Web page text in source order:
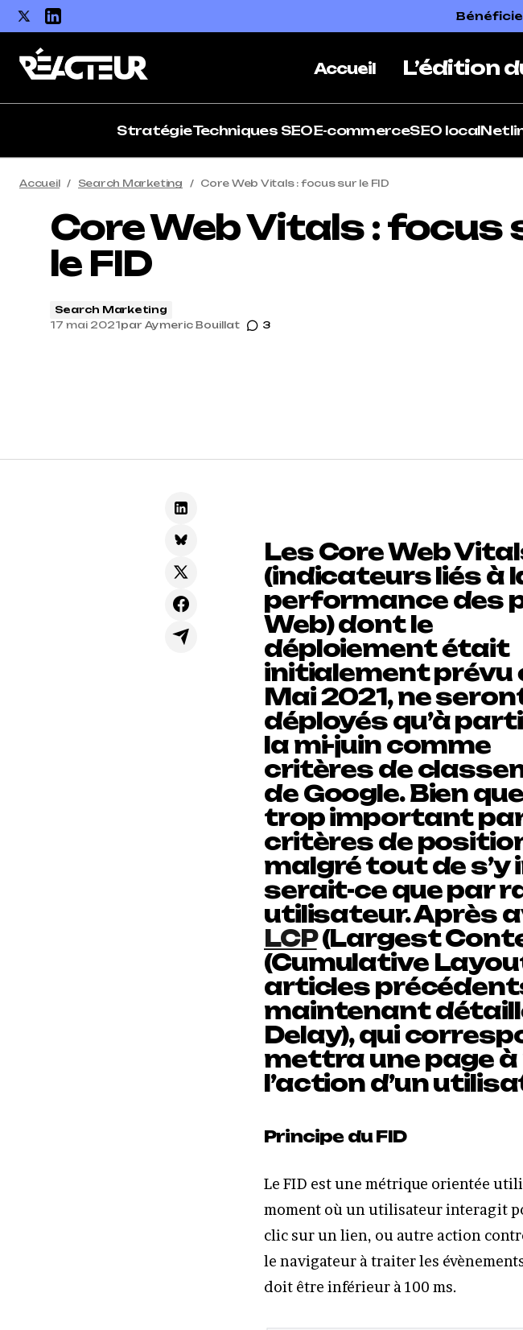
Accueil L’édition
StratégieTechniques SEOE-commerceSEO local
Accueil Search Marketing Core Web Vitals : focus sur le FID
Core Web Vitals : focus
le FID
Search Marketing
17 mai 2021par Aymeric Bouillat 3
Les Core Web
(indicateurs liés à
performance des
Web) dont le
déploiement était
initialement prévu
Mai 2021, ne
déployés qu’à
la mi-juin comme
critères de
de Google. Bien
trop important
critères de
malgré tout de s’y
serait-ce que par
utilisateur. Après
LCP(Largest
(Cumulative
articles
maintenant
Delay), qui
mettra une page
l’action d’un
Principe du FID
Le FID est une métrique orientée
moment où un utilisateur interagit
clic sur un lien, ou autre action
le navigateur à traiter les
doit être inférieur à 100 ms.